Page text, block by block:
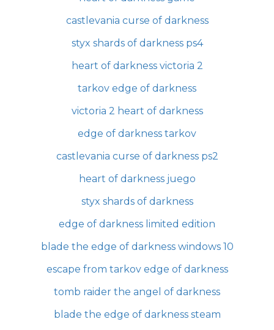
castlevania curse of darkness
styx shards of darkness ps4
heart of darkness victoria 2
tarkov edge of darkness
victoria 2 heart of darkness
edge of darkness tarkov
castlevania curse of darkness ps2
heart of darkness juego
styx shards of darkness
edge of darkness limited edition
blade the edge of darkness windows 10
escape from tarkov edge of darkness
tomb raider the angel of darkness
blade the edge of darkness steam